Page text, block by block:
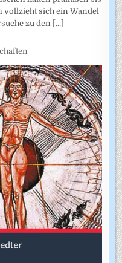
vollzieht sich ein Wandel
zu den [...]